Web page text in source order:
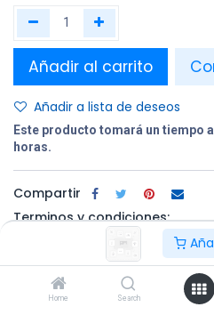
Home Search
Añadir al carrito
Añadir a lista de deseos
Este producto tomará un tiempo
horas.
Compartir
Terminos y condiciones:
100% original
Devolución en
un plazo de 30